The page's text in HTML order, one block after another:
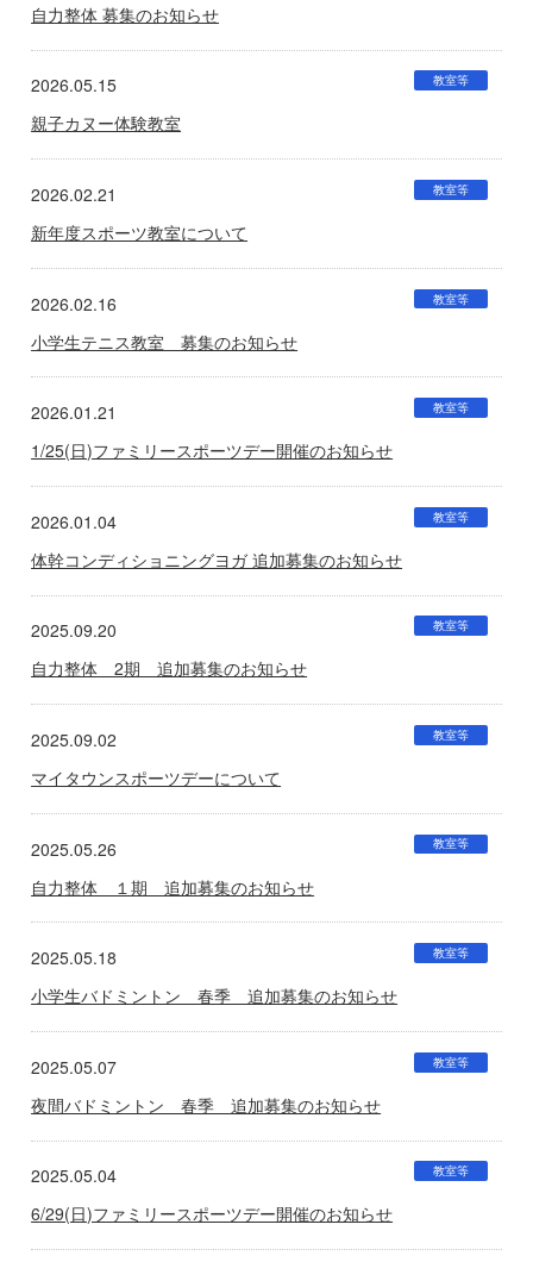
自力整体 募集のお知らせ
2026.05.15 教室等
親子カヌー体験教室
2026.02.21 教室等
新年度スポーツ教室について
2026.02.16 教室等
小学生テニス教室 募集のお知らせ
2026.01.21 教室等
1/25(日)ファミリースポーツデー開催のお知らせ
2026.01.04 教室等
体幹コンディショニングヨガ 追加募集のお知らせ
2025.09.20 教室等
自力整体 2期 追加募集のお知らせ
2025.09.02 教室等
マイタウンスポーツデーについて
2025.05.26 教室等
自力整体 １期 追加募集のお知らせ
2025.05.18 教室等
小学生バドミントン 春季 追加募集のお知らせ
2025.05.07 教室等
夜間バドミントン 春季 追加募集のお知らせ
2025.05.04 教室等
6/29(日)ファミリースポーツデー開催のお知らせ